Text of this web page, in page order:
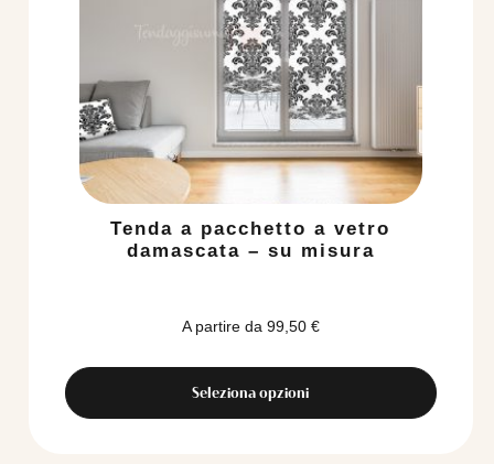
Tenda a pacchetto a vetro
damascata – su misura
A partire da 99,50 €
Seleziona opzioni